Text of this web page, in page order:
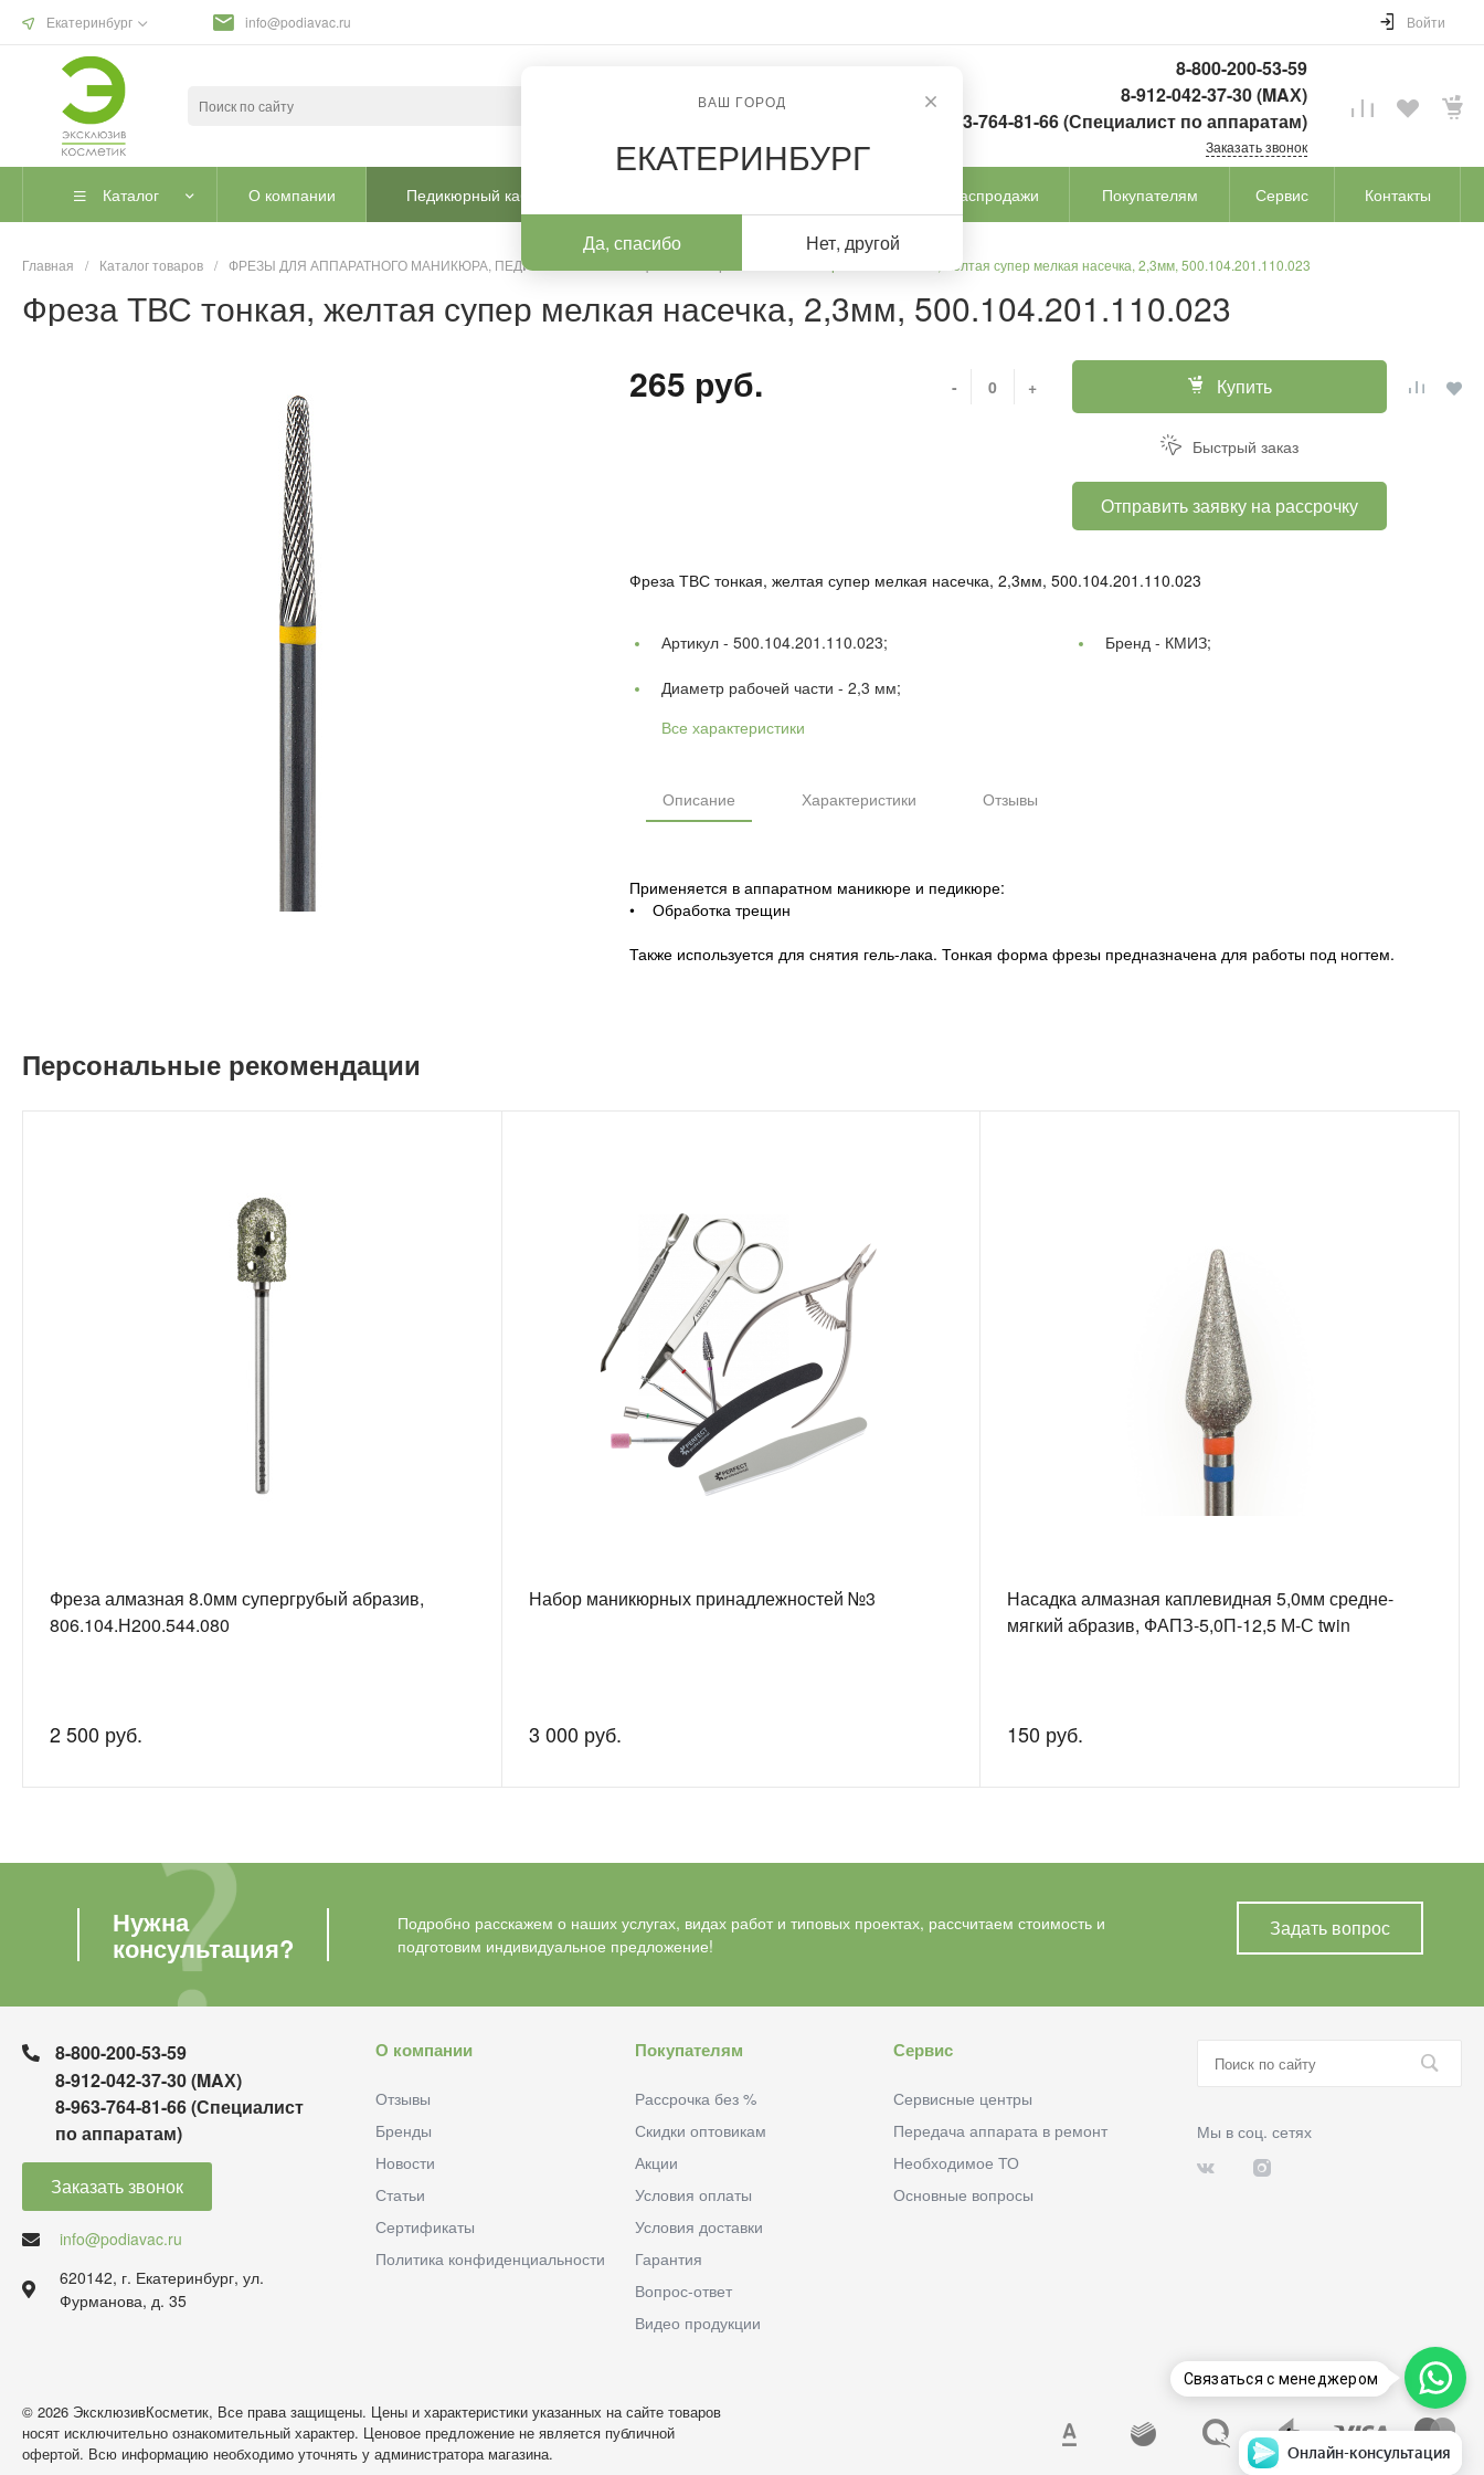
Екатеринбург
ВАШ ГОРОД
ЕКАТЕРИНБУРГ
Да, спасибо Нет, другой
info@podiavac.ru Войти
8-800-200-53-59
8-912-042-37-30 (MAХ)
8-963-764-81-66 (Специалист по аппаратам)
Заказать звонок
Каталог О компании Педикюрный кабинет Распродажи Покупателям Сервис Контакты
Главная / Каталог товаров / ФРЕЗЫ ДЛЯ АППАРАТНОГО МАНИКЮРА, ПЕДИКЮРА И КОРРЕКЦИИ Фреза ТВС тонкая, желтая супер мелкая насечка, 2,3мм, 500.104.201.110.023
Фреза ТВС тонкая, желтая супер мелкая насечка, 2,3мм, 500.104.201.110.023
265 руб.
- + Купить
Быстрый заказ
Отправить заявку на рассрочку
Фреза ТВС тонкая, желтая супер мелкая насечка, 2,3мм, 500.104.201.110.023
Артикул - 500.104.201.110.023; Бренд - КМИЗ;
Диаметр рабочей части - 2,3 мм;
Все характеристики
Описание Характеристики Отзывы
Применяется в аппаратном маникюре и педикюре:
• Обработка трещин
Также используется для снятия гель-лака. Тонкая форма фрезы предназначена для работы под ногтем.
Персональные рекомендации
Фреза алмазная 8.0мм супергрубый абразив,
806.104.Н200.544.080
2 500 руб.
Набор маникюрных принадлежностей №3
3 000 руб.
Насадка алмазная каплевидная 5,0мм средне-
мягкий абразив, ФАПЗ-5,0П-12,5 М-С twin
150 руб.
Нужна
консультация?
Подробно расскажем о наших услугах, видах работ и типовых проектах, рассчитаем стоимость и
подготовим индивидуальное предложение!
Задать вопрос
8-800-200-53-59
8-912-042-37-30 (MAХ)
8-963-764-81-66 (Специалист
по аппаратам)
Заказать звонок
info@podiavac.ru
620142, г. Екатеринбург, ул.
Фурманова, д. 35
О компании
Отзывы
Бренды
Новости
Статьи
Сертификаты
Политика конфиденциальности
Покупателям
Рассрочка без %
Скидки оптовикам
Акции
Условия оплаты
Условия доставки
Гарантия
Вопрос-ответ
Видео продукции
Сервис
Сервисные центры
Передача аппарата в ремонт
Необходимое ТО
Основные вопросы
Мы в соц. сетях
© 2026 ЭксклюзивКосметик, Все права защищены. Цены и характеристики указанных на сайте товаров
носят исключительно ознакомительный характер. Ценовое предложение не является публичной
офертой. Всю информацию необходимо уточнять у администратора магазина.
Связаться с менеджером
Онлайн-консультация